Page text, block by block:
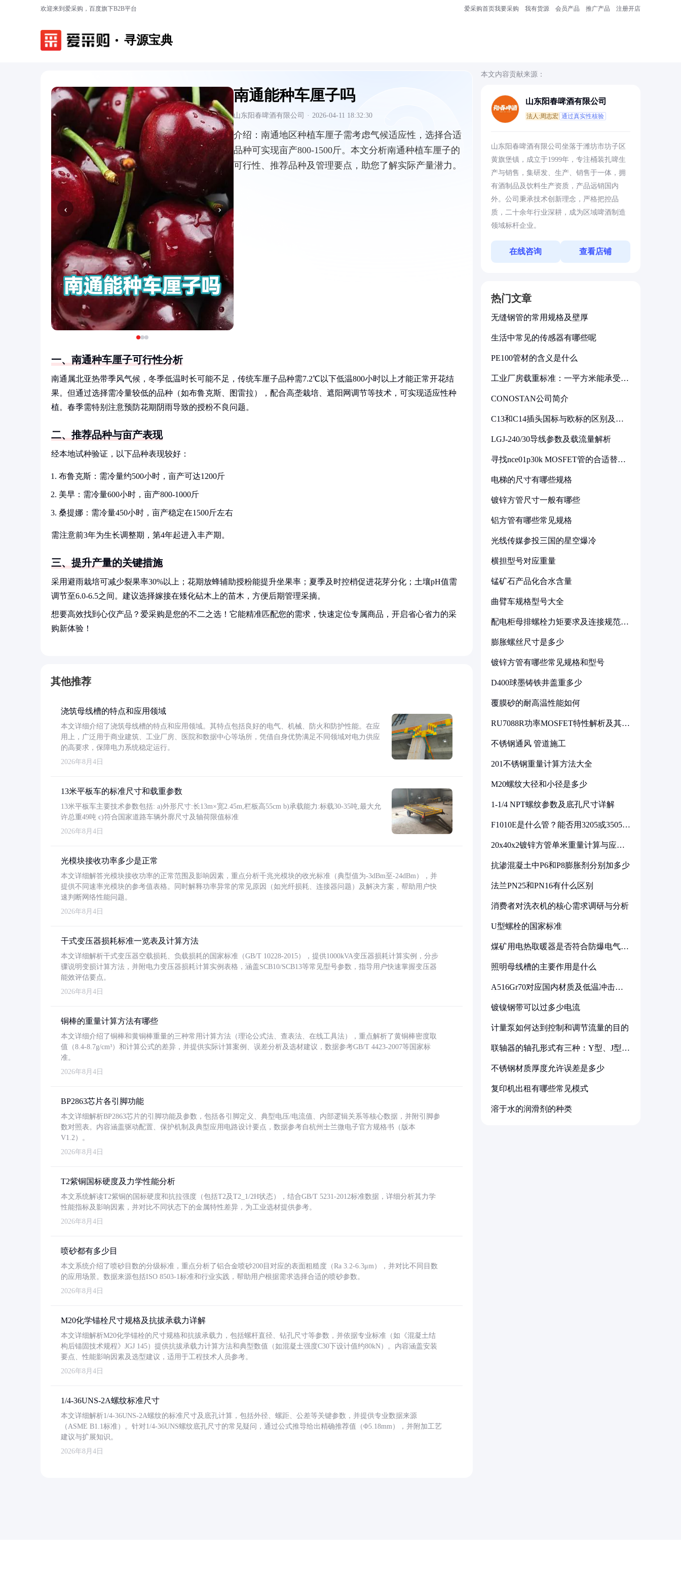
欢迎来到爱采购，百度旗下B2B平台 爱采购首页我要采购 我有货源 会员产品 推广产品 注册开店
寻源宝典
‹ ›
南通能种车厘子吗
山东阳春啤酒有限公司 · 2026-04-11 18:32:30
介绍： 南通地区种植车厘子需考虑气候适应性，选择合适
品种可实现亩产800-1500斤。本文分析南通种植车厘子的
可行性、推荐品种及管理要点，助您了解实际产量潜力。
一、南通种车厘子可行性分析
南通属北亚热带季风气候，冬季低温时长可能不足，传统车厘子品种需7.2℃以下低温800小时以上才能正常开花结
果。但通过选择需冷量较低的品种（如布鲁克斯、图雷拉），配合高垄栽培、遮阳网调节等技术，可实现适应性种
植。春季需特别注意预防花期阴雨导致的授粉不良问题。
二、推荐品种与亩产表现
经本地试种验证，以下品种表现较好：
布鲁克斯：需冷量约500小时，亩产可达1200斤
美早：需冷量600小时，亩产800-1000斤
桑提娜：需冷量450小时，亩产稳定在1500斤左右
需注意前3年为生长调整期，第4年起进入丰产期。
三、提升产量的关键措施
采用避雨栽培可减少裂果率30%以上；花期放蜂辅助授粉能提升坐果率；夏季及时控梢促进花芽分化；土壤pH值需
调节至6.0-6.5之间。建议选择嫁接在矮化砧木上的苗木，方便后期管理采摘。
想要高效找到心仪产品？爱采购是您的不二之选！它能精准匹配您的需求，快速定位专属商品，开启省心省力的采
购新体验！
其他推荐
浇筑母线槽的特点和应用领域
本文详细介绍了浇筑母线槽的特点和应用领域。其特点包括良好的电气、机械、防火和防护性能。在应
用上，广泛用于商业建筑、工业厂房、医院和数据中心等场所，凭借自身优势满足不同领域对电力供应
的高要求，保障电力系统稳定运行。
2026年8月4日
13米平板车的标准尺寸和载重参数
13米平板车主要技术参数包括: a)外形尺寸:长13m×宽2.45m,栏板高55cm b)承载能力:标载30-35吨,最大允
许总重49吨 c)符合国家道路车辆外廓尺寸及轴荷限值标准
2026年8月4日
光模块接收功率多少是正常
本文详细解答光模块接收功率的正常范围及影响因素，重点分析千兆光模块的收光标准（典型值为-3dBm至-24dBm），并
提供不同速率光模块的参考值表格。同时解释功率异常的常见原因（如光纤损耗、连接器问题）及解决方案，帮助用户快
速判断网络性能问题。
2026年8月4日
干式变压器损耗标准一览表及计算方法
本文详细解析干式变压器空载损耗、负载损耗的国家标准（GB/T 10228-2015），提供1000kVA变压器损耗计算实例，分步
骤说明变损计算方法，并附电力变压器损耗计算实例表格，涵盖SCB10/SCB13等常见型号参数，指导用户快速掌握变压器
能效评估要点。
2026年8月4日
铜棒的重量计算方法有哪些
本文详细介绍了铜棒和黄铜棒重量的三种常用计算方法（理论公式法、查表法、在线工具法），重点解析了黄铜棒密度取
值（8.4-8.7g/cm³）和计算公式的差异，并提供实际计算案例、误差分析及选材建议，数据参考GB/T 4423-2007等国家标
准。
2026年8月4日
BP2863芯片各引脚功能
本文详细解析BP2863芯片的引脚功能及参数，包括各引脚定义、典型电压/电流值、内部逻辑关系等核心数据，并附引脚参
数对照表。内容涵盖驱动配置、保护机制及典型应用电路设计要点，数据参考自杭州士兰微电子官方规格书（版本
V1.2）。
2026年8月4日
T2紫铜国标硬度及力学性能分析
本文系统解读T2紫铜的国标硬度和抗拉强度（包括T2及T2_1/2H状态），结合GB/T 5231-2012标准数据，详细分析其力学
性能指标及影响因素，并对比不同状态下的金属特性差异，为工业选材提供参考。
2026年8月4日
喷砂都有多少目
本文系统介绍了喷砂目数的分级标准，重点分析了铝合金喷砂200目对应的表面粗糙度（Ra 3.2-6.3μm），并对比不同目数
的应用场景。数据来源包括ISO 8503-1标准和行业实践，帮助用户根据需求选择合适的喷砂参数。
2026年8月4日
M20化学锚栓尺寸规格及抗拔承载力详解
本文详细解析M20化学锚栓的尺寸规格和抗拔承载力，包括螺杆直径、钻孔尺寸等参数，并依据专业标准（如《混凝土结
构后锚固技术规程》JGJ 145）提供抗拔承载力计算方法和典型数值（如混凝土强度C30下设计值约80kN）。内容涵盖安装
要点、性能影响因素及选型建议，适用于工程技术人员参考。
2026年8月4日
1/4-36UNS-2A螺纹标准尺寸
本文详细解析1/4-36UNS-2A螺纹的标准尺寸及底孔计算，包括外径、螺距、公差等关键参数，并提供专业数据来源
（ASME B1.1标准）。针对1/4-36UNS螺纹底孔尺寸的常见疑问，通过公式推导给出精确推荐值（Φ5.18mm），并附加工艺
建议与扩展知识。
2026年8月4日
本文内容贡献来源：
山东阳春啤酒有限公司
法人:周志宏 通过真实性核验
山东阳春啤酒有限公司坐落于潍坊市坊子区
黄旗堡镇，成立于1999年，专注桶装扎啤生
产与销售，集研发、生产、销售于一体，拥
有酒制品及饮料生产资质，产品远销国内
外。公司秉承技术创新理念，严格把控品
质，二十余年行业深耕，成为区域啤酒制造
领域标杆企业。
在线咨询 查看店铺
热门文章
无缝钢管的常用规格及壁厚
生活中常见的传感器有哪些呢
PE100管材的含义是什么
工业厂房载重标准：一平方米能承受多
CONOSTAN公司简介
C13和C14插头国标与欧标的区别及其
LGJ-240/30导线参数及载流量解析
寻找nce01p30k MOSFET管的合适替代
电梯的尺寸有哪些规格
镀锌方管尺寸一般有哪些
铝方管有哪些常见规格
光线传媒参投三国的星空爆冷
横担型号对应重量
锰矿石产品化合水含量
曲臂车规格型号大全
配电柜母排螺栓力矩要求及连接规范详
膨胀螺丝尺寸是多少
镀锌方管有哪些常见规格和型号
D400球墨铸铁井盖重多少
覆膜砂的耐高温性能如何
RU7088R功率MOSFET特性解析及其在
不锈钢通风 管道施工
201不锈钢重量计算方法大全
M20螺纹大径和小径是多少
1-1/4 NPT螺纹参数及底孔尺寸详解
F1010E是什么管？能否用3205或3505代
20x40x2镀锌方管单米重量计算与应用
抗渗混凝土中P6和P8膨胀剂分别加多少
法兰PN25和PN16有什么区别
消费者对洗衣机的核心需求调研与分析
U型螺栓的国家标准
煤矿用电热取暖器是否符合防爆电气设
照明母线槽的主要作用是什么
A516Gr70对应国内材质及低温冲击要
镀镍钢带可以过多少电流
计量泵如何达到控制和调节流量的目的
联轴器的轴孔形式有三种：Y型、J型、
不锈钢材质厚度允许误差是多少
复印机出租有哪些常见模式
溶于水的润滑剂的种类